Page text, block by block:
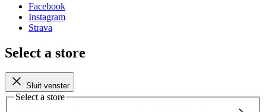
Facebook
Instagram
Strava
Select a store
Sluit venster
Select a store